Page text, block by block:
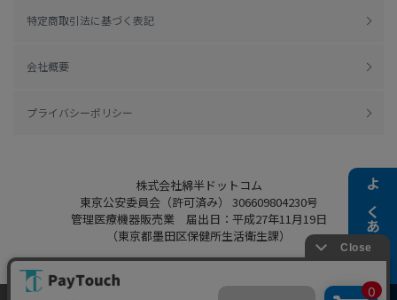
よくある質問
特定商取引法に基づく表記
会社概要
プライバシーポリシー
株式会社綿半ドットコム
東京公安委員会（許可済み） 306609804230号
管理医療機器販売業 届出日：平成27年11月19日
（東京都墨田区保健所生活衛生課）